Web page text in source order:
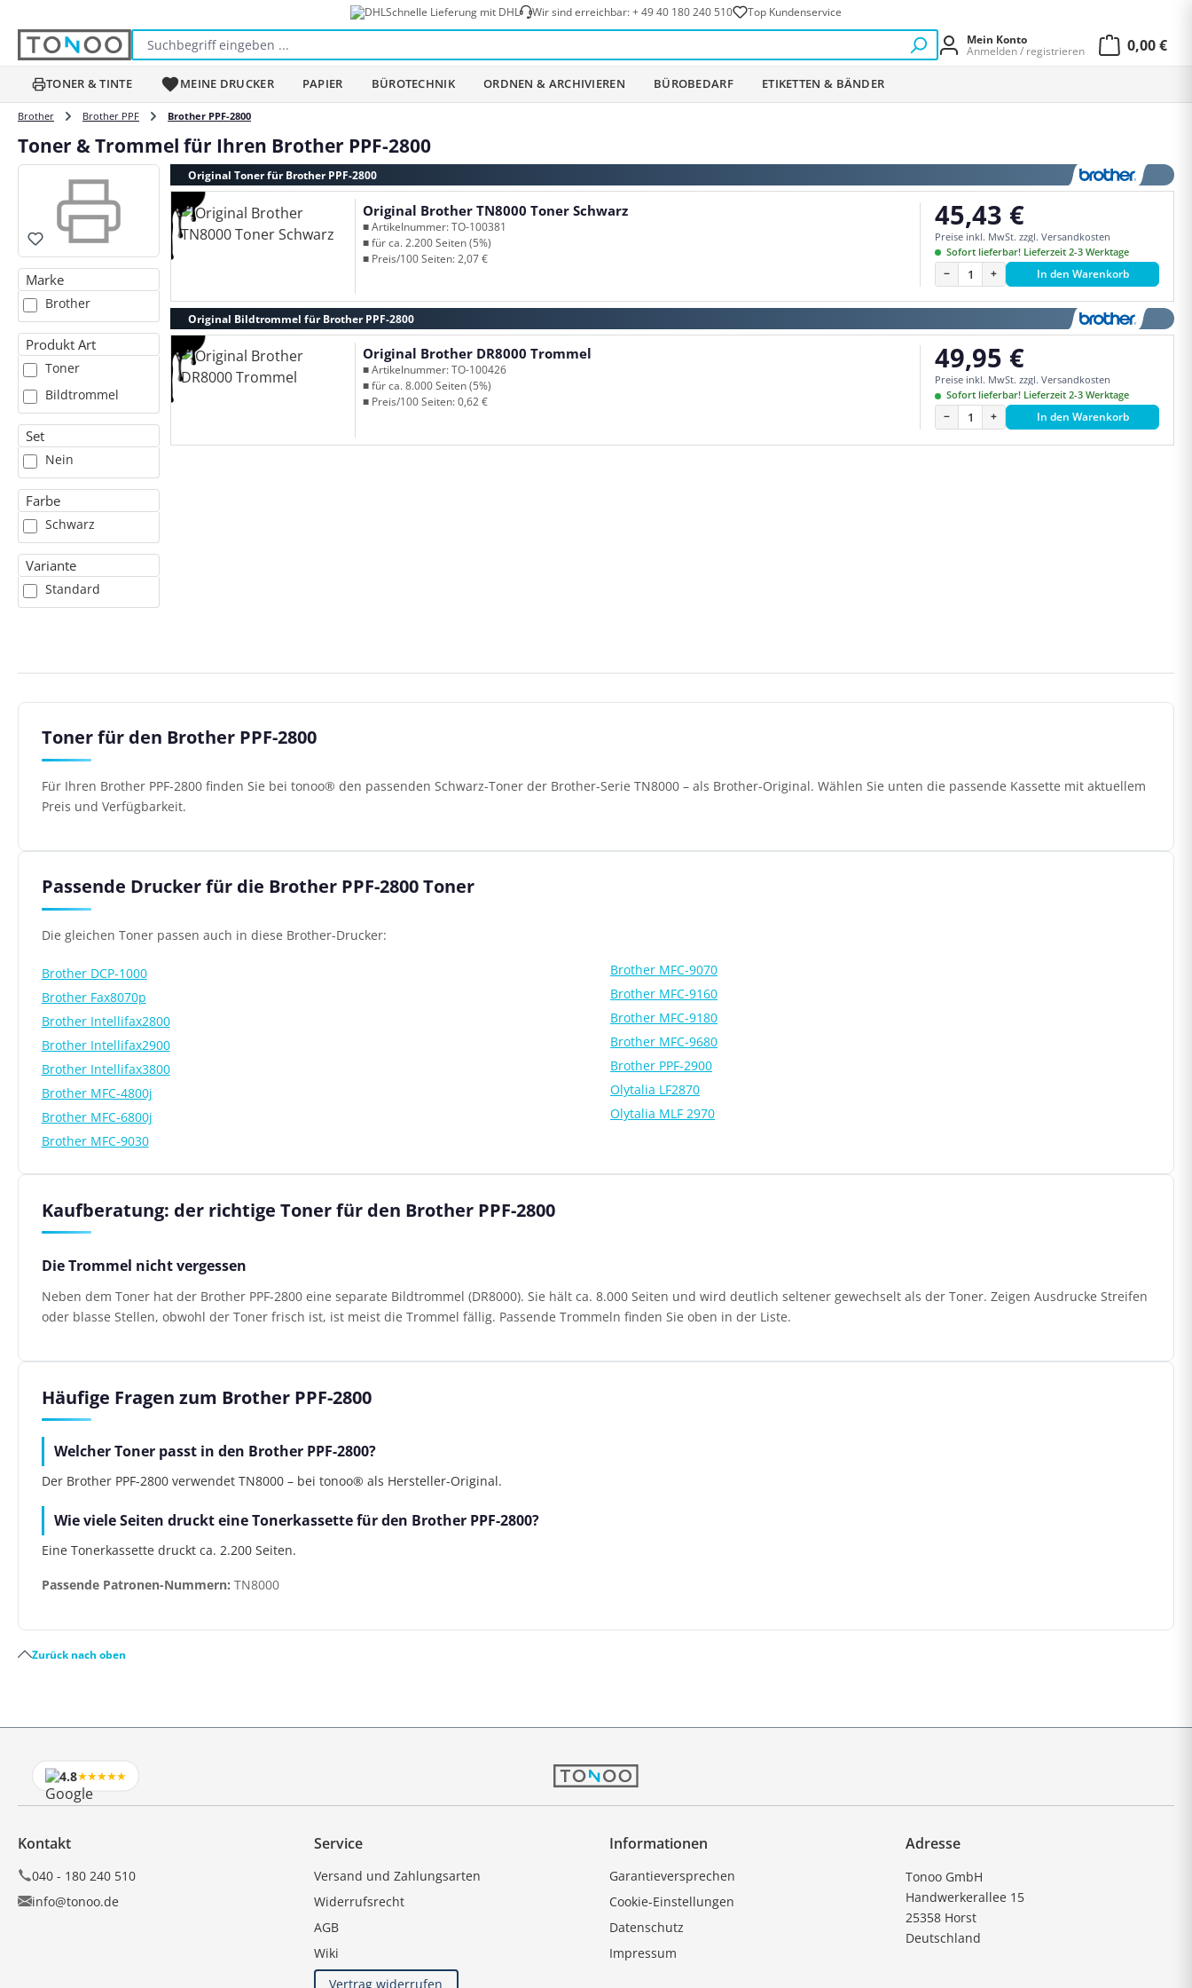
Schnelle Lieferung mit DHL Wir sind erreichbar:+ 49 40 180 240 510 Top Kundenservice
Mein Konto
Anmelden / registrieren
0,00 €
TONER & TINTE MEINE DRUCKER PAPIER BÜROTECHNIK ORDNEN & ARCHIVIEREN BÜROBEDARF ETIKETTEN & BÄNDER
Brother Brother PPF Brother PPF-2800
Toner & Trommel für Ihren Brother PPF-2800
Marke
Brother
Produkt Art
Toner
Bildtrommel
Set
Nein
Farbe
Schwarz
Variante
Standard
Original Toner für Brother PPF-2800
Original Brother TN8000 Toner Schwarz
■ Artikelnummer: TO-100381
■ für ca. 2.200 Seiten (5%)
■ Preis/100 Seiten: 2,07 €
Regulärer Preis:
45,43 €
Preise inkl. MwSt. zzgl. Versandkosten
Sofort lieferbar! Lieferzeit 2-3 Werktage
− + In den Warenkorb
Original Bildtrommel für Brother PPF-2800
Original Brother DR8000 Trommel
■ Artikelnummer: TO-100426
■ für ca. 8.000 Seiten (5%)
■ Preis/100 Seiten: 0,62 €
Regulärer Preis:
49,95 €
Preise inkl. MwSt. zzgl. Versandkosten
Sofort lieferbar! Lieferzeit 2-3 Werktage
− + In den Warenkorb
Toner für den Brother PPF-2800
Für Ihren Brother PPF-2800 finden Sie bei tonoo® den passenden Schwarz-Toner der Brother-Serie TN8000 – als Brother-Original. Wählen Sie unten die passende Kassette mit aktuellem
Preis und Verfügbarkeit.
Passende Drucker für die Brother PPF-2800 Toner
Die gleichen Toner passen auch in diese Brother-Drucker:
Brother DCP-1000
Brother Fax8070p
Brother Intellifax2800
Brother Intellifax2900
Brother Intellifax3800
Brother MFC-4800j
Brother MFC-6800j
Brother MFC-9030
Brother MFC-9070
Brother MFC-9160
Brother MFC-9180
Brother MFC-9680
Brother PPF-2900
Olytalia LF2870
Olytalia MLF 2970
Kaufberatung: der richtige Toner für den Brother PPF-2800
Die Trommel nicht vergessen
Neben dem Toner hat der Brother PPF-2800 eine separate Bildtrommel (DR8000). Sie hält ca. 8.000 Seiten und wird deutlich seltener gewechselt als der Toner. Zeigen Ausdrucke Streifen
oder blasse Stellen, obwohl der Toner frisch ist, ist meist die Trommel fällig. Passende Trommeln finden Sie oben in der Liste.
Häufige Fragen zum Brother PPF-2800
Welcher Toner passt in den Brother PPF-2800?
Der Brother PPF-2800 verwendet TN8000 – bei tonoo® als Hersteller-Original.
Wie viele Seiten druckt eine Tonerkassette für den Brother PPF-2800?
Eine Tonerkassette druckt ca. 2.200 Seiten.
Passende Patronen-Nummern: TN8000
Zurück nach oben
4.8★★★★★
Kontakt
040 - 180 240 510
info@tonoo.de
Service
Versand und Zahlungsarten
Widerrufsrecht
AGB
Wiki
Vertrag widerrufen
Informationen
Garantieversprechen
Cookie-Einstellungen
Datenschutz
Impressum
Adresse
Tonoo GmbH
Handwerkerallee 15
25358 Horst
Deutschland